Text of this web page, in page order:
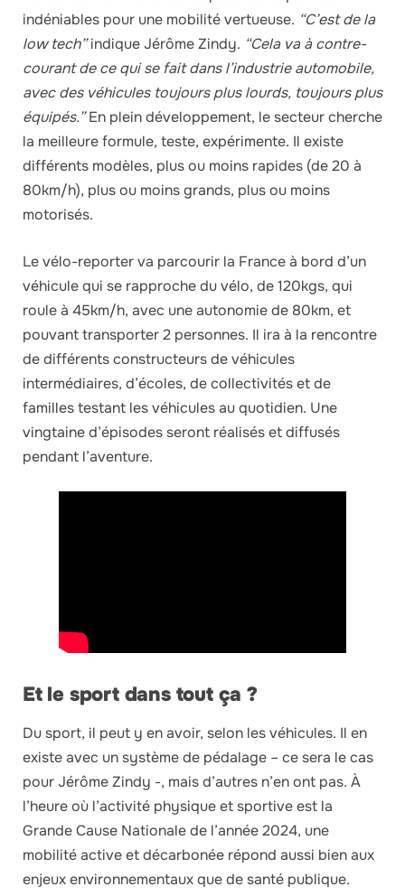
indéniables pour une mobilité vertueuse. “C’est de la
low tech”indique Jérôme Zindy. “Cela va à contre-
courant de ce qui se fait dans l’industrie automobile,
avec des véhicules toujours plus lourds, toujours plus
équipés.”En plein développement, le secteur cherche
la meilleure formule, teste, expérimente. Il existe
différents modèles, plus ou moins rapides (de 20 à
80km/h), plus ou moins grands, plus ou moins
motorisés.
Le vélo-reporter va parcourir la France à bord d’un
véhicule qui se rapproche du vélo, de 120kgs, qui
roule à 45km/h, avec une autonomie de 80km, et
pouvant transporter 2 personnes. Il ira à la rencontre
de différents constructeurs de véhicules
intermédiaires, d’écoles, de collectivités et de
familles testant les véhicules au quotidien. Une
vingtaine d’épisodes seront réalisés et diffusés
pendant l’aventure.
Et le sport dans tout ça ?
Du sport, il peut y en avoir, selon les véhicules. Il en
existe avec un système de pédalage – ce sera le cas
pour Jérôme Zindy -, mais d’autres n’en ont pas. À
l’heure où l’activité physique et sportive est la
Grande Cause Nationale de l’année 2024, une
mobilité active et décarbonée répond aussi bien aux
enjeux environnementaux que de santé publique.